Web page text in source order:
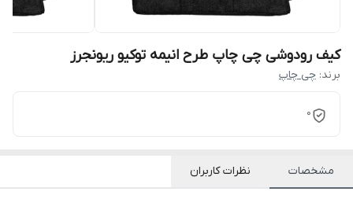
کیف رودوشی چی چاپ طرح انیمه توکیو ریونجرز
برند: چی چاپ
0
مشخصات نظرات کاربران